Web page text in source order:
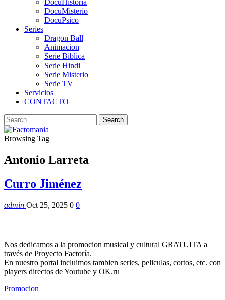
DocuHistoria
DocuMisterio
DocuPsico
Series
Dragon Ball
Animacion
Serie Biblica
Serie Hindi
Serie Misterio
Serie TV
Servicios
CONTACTO
Browsing Tag
Antonio Larreta
Curro Jiménez
admin Oct 25, 2025 0 0
Nos dedicamos a la promocion musical y cultural GRATUITA a
través de Proyecto Factoría.
En nuestro portal incluimos tambien series, peliculas, cortos, etc. con
players directos de Youtube y OK.ru
Promocion